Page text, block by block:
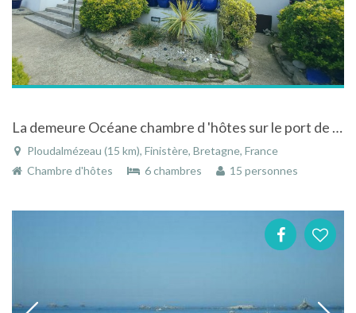
La demeure Océane chambre d 'hôtes sur le port de Portsall toutes les chambres ont vue mer
Ploudalmézeau (15 km), Finistère, Bretagne, France
Chambre d'hôtes
6 chambres 15 personnes